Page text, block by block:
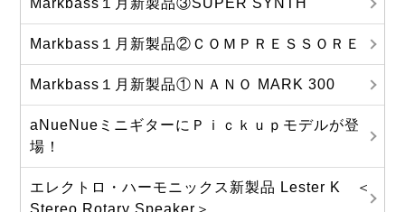
Markbass１月新製品③SUPER SYNTH
Markbass１月新製品②ＣＯＭＰＲＥＳＳＯＲＥ
Markbass１月新製品①ＮＡＮＯ MARK 300
aNueNueミニギターにＰｉｃｋｕｐモデルが登
場！
エレクトロ・ハーモニックス新製品 Lester K ＜
Stereo Rotary Speaker＞